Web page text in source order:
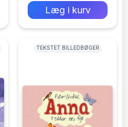
Læg i kurv
TEKSTET BILLEDBØGER